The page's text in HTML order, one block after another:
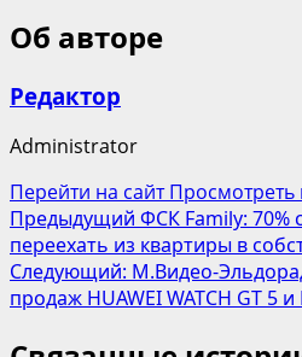
Об авторе
Редактор
Administrator
Перейти на сайтПросмотреть
Навигация
записи
Предыдущий ФСК Family: 70%
переехать из квартиры в
Следующий: М.Видео-
продаж HUAWEI WATCH GT 5 и